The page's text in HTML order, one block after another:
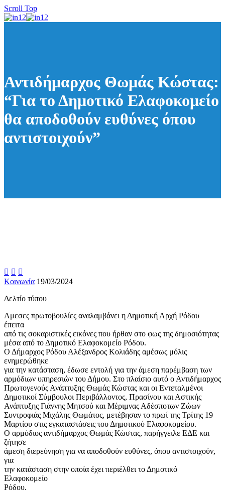
Scroll Top
Αντιδήμαρχος Θωμάς Κώστας:
“Για το Δημοτικό Ελαφοκομείο
θα αποδοθούν ευθύνες όπου
αντιστοιχούν”
  
Κοινωνία 19/03/2024
Δελτίο τύπου
Αμεσες πρωτοβουλίες αναλαμβάνει η Δημοτική Αρχή Ρόδου
έπειτα
από τις σοκαριστικές εικόνες που ήρθαν στο φως της δημοσιότητας
μέσα από το Δημοτικό Ελαφοκομείο Ρόδου.
Ο Δήμαρχος Ρόδου Αλέξανδρος Κολιάδης αμέσως μόλις
ενημερώθηκε
για την κατάσταση, έδωσε εντολή για την άμεση παρέμβαση των
αρμόδιων υπηρεσιών του Δήμου. Στο πλαίσιο αυτό ο Αντιδήμαρχος
Πρωτογενούς Ανάπτυξης Θωμάς Κώστας και οι Εντεταλμένοι
Δημοτικοί Σύμβουλοι Περιβάλλοντος, Πρασίνου και Αστικής
Ανάπτυξης Γιάννης Μητσού και Μέριμνας Αδέσποτων Ζώων
Συντροφιάς Μιχάλης Θωμάτος, μετέβησαν το πρωί της Τρίτης 19
Μαρτίου στις εγκαταστάσεις του Δημοτικού Ελαφοκομείου.
Ο αρμόδιος αντιδήμαρχος Θωμάς Κώστας, παρήγγειλε ΕΔΕ και
ζήτησε
άμεση διερεύνηση για να αποδοθούν ευθύνες, όπου αντιστοιχούν,
για
την κατάσταση στην οποία έχει περιέλθει το Δημοτικό
Ελαφοκομείο
Ρόδου.